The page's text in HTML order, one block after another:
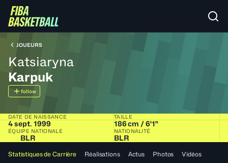
JOUEURS
Katsiaryna
Karpuk
follow
DATE DE NAISSANCE
4 sept. 1999
TAILLE
186 cm / 6'1"
ÉQUIPE NATIONALE
BLR
NATIONALITÉ
BLR
Statistiques de Carrière Réalisations Actus Photos Vidéos